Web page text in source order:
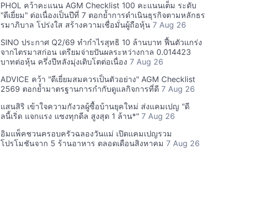
PHOL คว้าคะแนน AGM Checklist 100 คะแนนเต็ม ระดับ
"ดีเยี่ยม" ต่อเนื่องเป็นปีที่ 7 ตอกย้ำการดำเนินธุรกิจตามหลักธร
รมาภิบาล โปร่งใส สร้างความเชื่อมั่นผู้ถือหุ้น 7 Aug 26
SINO ประกาศ Q2/69 ทำกำไรสุทธิ 10 ล้านบาท ฟื้นตัวแกร่ง
จากไตรมาสก่อน เตรียมจ่ายปันผลระหว่างกาล 0.014423
บาทต่อหุ้น ครึ่งปีหลังมุ่งเติบโตต่อเนื่อง 7 Aug 26
ADVICE คว้า "ดีเยี่ยมสมควรเป็นตัวอย่าง" AGM Checklist
2569 ตอกย้ำมาตรฐานการกำกับดูแลกิจการที่ดี 7 Aug 26
แสนสิริ เข้าใจความกังวลผู้ซื้อบ้านยุคใหม่ ส่งแคมเปญ "ดี
ลนี้เริ่ด แจกแรง แซงทุกดีล สูงสุด 1 ล้าน*" 7 Aug 26
อิมแพ็คชวนครอบครัวฉลองวันแม่ เปิดแคมเปญรวม
โปรโมชันจาก 5 ร้านอาหาร ตลอดเดือนสิงหาคม 7 Aug 26